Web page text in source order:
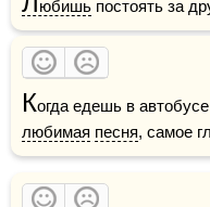
юбишь постоять за
Когда едешь в
любимая песня, самое